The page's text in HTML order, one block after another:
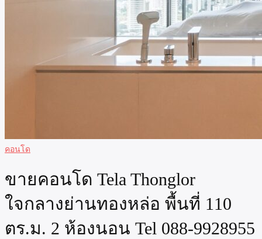
คอนโด
ขายคอนโด Tela Thonglor
ใจกลางย่านทองหล่อ พื้นที่ 110
ตร.ม. 2 ห้องนอน Tel 088-9928955